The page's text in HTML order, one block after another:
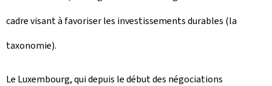
e
cadre visant à favoriser les investissements durables (la
taxonomie).
Le Luxembourg, qui depuis le début des négociations